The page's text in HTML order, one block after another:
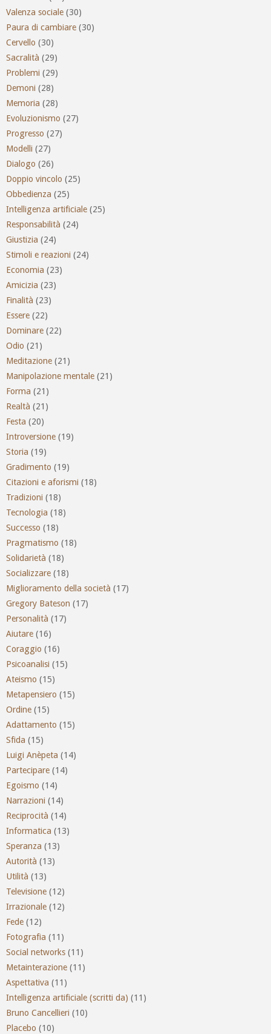
Valenza sociale (30)
Paura di cambiare (30)
Cervello (30)
Sacralità (29)
Problemi (29)
Demoni (28)
Memoria (28)
Evoluzionismo (27)
Progresso (27)
Modelli (27)
Dialogo (26)
Doppio vincolo (25)
Obbedienza (25)
Intelligenza artificiale (25)
Responsabilità (24)
Giustizia (24)
Stimoli e reazioni (24)
Economia (23)
Amicizia (23)
Finalità (23)
Essere (22)
Dominare (22)
Odio (21)
Meditazione (21)
Manipolazione mentale (21)
Forma (21)
Realtà (21)
Festa (20)
Introversione (19)
Storia (19)
Gradimento (19)
Citazioni e aforismi (18)
Tradizioni (18)
Tecnologia (18)
Successo (18)
Pragmatismo (18)
Solidarietà (18)
Socializzare (18)
Miglioramento della società (17)
Gregory Bateson (17)
Personalità (17)
Aiutare (16)
Coraggio (16)
Psicoanalisi (15)
Ateismo (15)
Metapensiero (15)
Ordine (15)
Adattamento (15)
Sfida (15)
Luigi Anèpeta (14)
Partecipare (14)
Egoismo (14)
Narrazioni (14)
Reciprocità (14)
Informatica (13)
Speranza (13)
Autorità (13)
Utilità (13)
Televisione (12)
Irrazionale (12)
Fede (12)
Fotografia (11)
Social networks (11)
Metainterazione (11)
Aspettativa (11)
Intelligenza artificiale (scritti da) (11)
Bruno Cancellieri (10)
Placebo (10)